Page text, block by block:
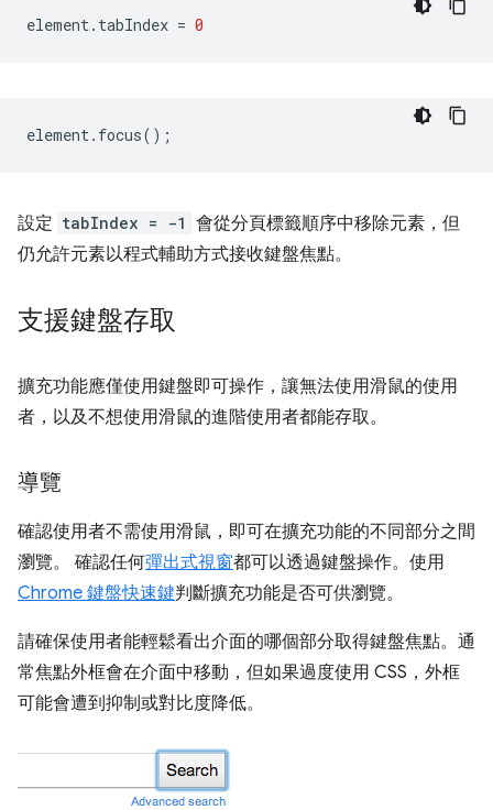
element . tabIndex = 0
element . focus();
設定 tabIndex = -1 會從分頁標籤順序中移除元素，但
仍允許元素以程式輔助方式接收鍵盤焦點。
支援鍵盤存取
擴充功能應僅使用鍵盤即可操作，讓無法使用滑鼠的使用
者，以及不想使用滑鼠的進階使用者都能存取。
導覽
確認使用者不需使用滑鼠，即可在擴充功能的不同部分之間
瀏覽。 確認任何彈出式視窗都可以透過鍵盤操作。使用
Chrome 鍵盤快速鍵判斷擴充功能是否可供瀏覽。
請確保使用者能輕鬆看出介面的哪個部分取得鍵盤焦點。通
常焦點外框會在介面中移動，但如果過度使用 CSS，外框
可能會遭到抑制或對比度降低。